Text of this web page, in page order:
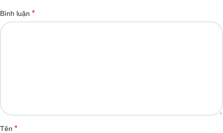
Bình luận *
Tên *